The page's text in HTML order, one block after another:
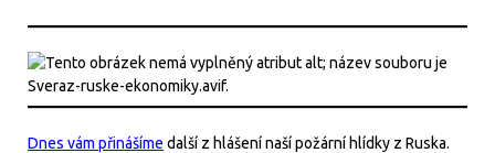
Dnes vám přinášíme další z hlášení naší požární hlídky z Ruska.